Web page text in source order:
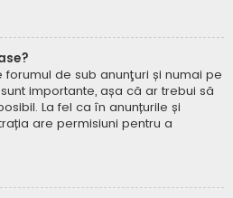
de sub anunţuri și numai pe
importante, așa că ar trebui să
La fel ca în anunțurile și
are permisiuni pentru a